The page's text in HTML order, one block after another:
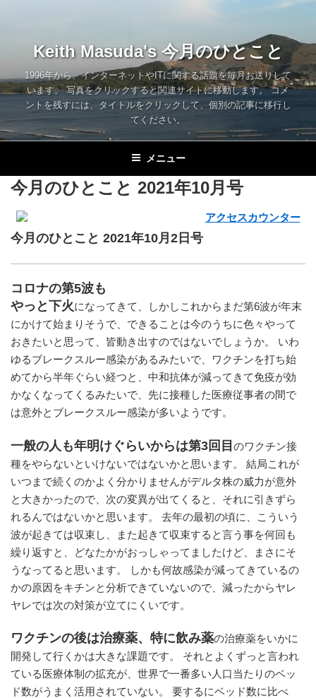
へ
キ
ッ
Keith Masuda's 今月のひとこと
1996年から、インターネットやITに関する話題を毎月お送りして
います。 写真をクリックすると関連サイトに移動します。 コメ
ントを残すには、タイトルをクリックして、個別の記事に移行し
てください。
メニュー
今月のひとこと 2021年10月号
今月のひとこと 2021年10月2日号
コロナの第5波も
やっと下火になってきて、しかしこれからまだ第6波が年末
にかけて始まりそうで、できることは今のうちに色々やって
おきたいと思って、皆動き出すのではないでしょうか。 いわ
ゆるブレークスルー感染があるみたいで、ワクチンを打ち始
めてから半年ぐらい経つと、中和抗体が減ってきて免疫が効
かなくなってくるみたいで、先に接種した医療従事者の間で
は意外とブレークスルー感染が多いようです。
一般の人も年明けぐらいからは第3回目 のワクチン接
種をやらないといけないではないかと思います。 結局これが
いつまで続くのかよく分かりませんがデルタ株の威力が意外
と大きかったので、次の変異が出てくると、それに引きずら
れるんではないかと思います。 去年の最初の頃に、こういう
波が起きては収束し、また起きて収束すると言う事を何回も
繰り返すと、どなたかがおっしゃってましたけど、まさにそ
うなってると思います。 しかも何故感染が減ってきているの
かの原因をキチンと分析できていないので、減ったからヤレ
ヤレでは次の対策が立てにくいです。
ワクチンの後は治療薬、特に飲み薬の治療薬をいかに
開発して行くかは大きな課題です。 それとよくずっと言われ
ている医療体制の拡充が、世界で一番多い人口当たりのベッ
ド数がうまく活用されていない。 要するにベッド数に比べ